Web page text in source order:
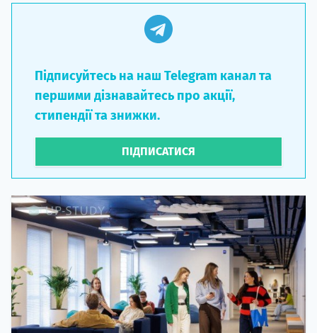
першими дізнавайтесь про акції,
стипендії та знижки.
ПІДПИСАТИСЯ